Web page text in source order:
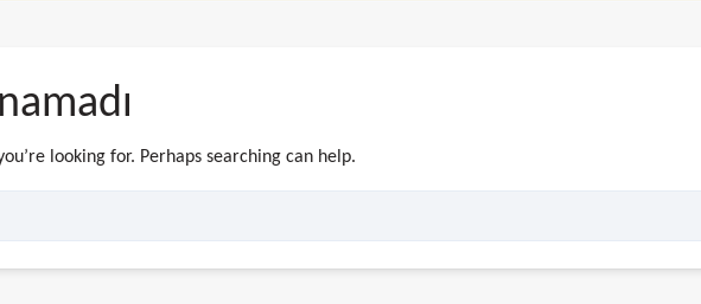
looking for. Perhaps searching can help.